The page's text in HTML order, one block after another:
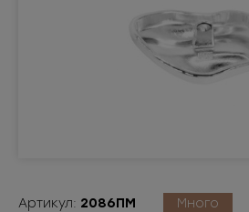
Артикул: 2086ПМ Много